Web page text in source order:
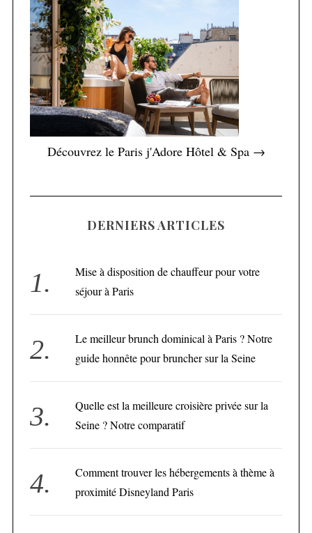
Découvrez le Paris j'Adore Hôtel & Spa →
DERNIERS ARTICLES
Mise à disposition de chauffeur pour votre
séjour à Paris
Le meilleur brunch dominical à Paris ? Notre
guide honnête pour bruncher sur la Seine
Quelle est la meilleure croisière privée sur la
Seine ? Notre comparatif
Comment trouver les hébergements à thème à
proximité Disneyland Paris